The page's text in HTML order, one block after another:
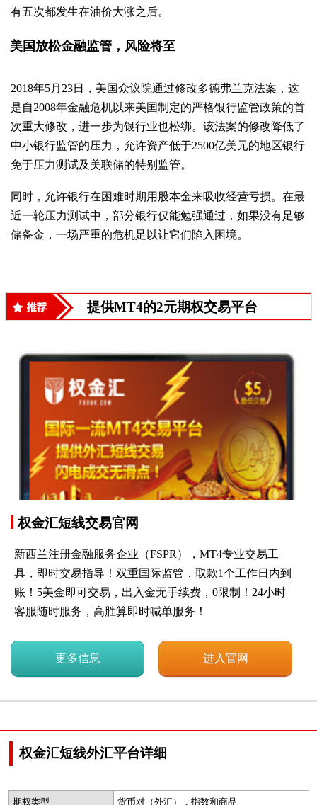
有五次都发生在油价大涨之后。
美国放松金融监管，风险将至
2018年5月23日，美国众议院通过修改多德弗兰克法案，这
是自2008年金融危机以来美国制定的严格银行监管政策的首
次重大修改，进一步为银行业也松绑。该法案的修改降低了
中小银行监管的压力，允许资产低于2500亿美元的地区银行
免于压力测试及美联储的特别监管。
同时，允许银行在困难时期用股本金来吸收经营亏损。在最
近一轮压力测试中，部分银行仅能勉强通过，如果没有足够
储备金，一场严重的危机足以让它们陷入困境。
提供MT4的2元期权交易平台
权金汇短线交易官网
新西兰注册金融服务企业（FSPR），MT4专业交易工
具，即时交易指导！双重国际监管，取款1个工作日内到
账！5美金即可交易，出入金无手续费，0限制！24小时
客服随时服务，高胜算即时喊单服务！
更多信息 进入官网
权金汇短线外汇平台详细
期权类型 货币对（外汇），指数和商品